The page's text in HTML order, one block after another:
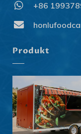
+86
Produkt